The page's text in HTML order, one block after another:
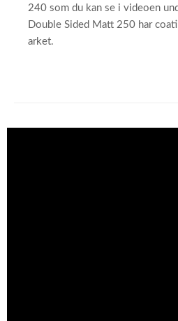
240 som du kan se i videoen
Double Sided Matt 250 har
arket.